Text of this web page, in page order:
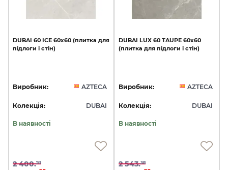
DUBAI 60 ICE 60x60 (плитка для
підлоги і стін)
Виробник: AZTECA
Колекція: DUBAI
В наявності
2 400.93
DUBAI LUX 60 TAUPE 60x60
(плитка для підлоги і стін)
Виробник: AZTECA
Колекція: DUBAI
В наявності
2 543.38